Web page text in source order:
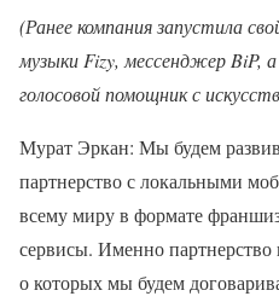
(Ранее компания запустила
музыки Fizy, мессенджер BiP,
голосовой помощник с
Мурат Эркан: Мы будем
партнерство с локальными
всему миру в формате
сервисы. Именно партнерство
о которых мы будем